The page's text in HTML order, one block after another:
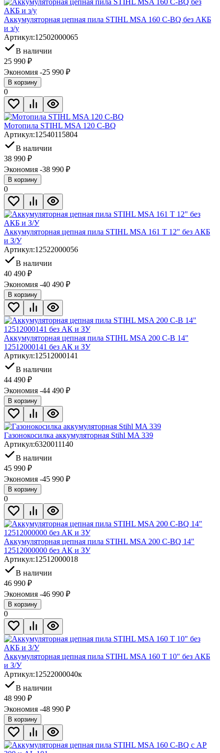
Аккумуляторная цепная пила STIHL MSA 160 C-BQ без АКБ
и з/у
Артикул:12502000065
В наличии
25 990 ₽
Экономия -25 990 ₽
В корзину
0
Мотопила STIHL MSA 120 C-BQ
Артикул:12540115804
В наличии
38 990 ₽
Экономия -38 990 ₽
В корзину
0
Аккумуляторная цепная пила STIHL MSA 161 T 12" без АКБ
и З/У
Артикул:12522000056
В наличии
40 490 ₽
Экономия -40 490 ₽
В корзину
Аккумуляторная цепная пила STIHL MSA 200 C-B 14"
12512000141 без АК и ЗУ
Артикул:12512000141
В наличии
44 490 ₽
Экономия -44 490 ₽
В корзину
Газонокосилка аккумуляторная Stihl MA 339
Артикул:6320011140
В наличии
45 990 ₽
Экономия -45 990 ₽
В корзину
0
Аккумуляторная цепная пила STIHL MSA 200 C-BQ 14"
12512000000 без АК и ЗУ
Артикул:12512000018
В наличии
46 990 ₽
Экономия -46 990 ₽
В корзину
0
Аккумуляторная цепная пила STIHL MSA 160 T 10" без АКБ
и З/У
Артикул:12522000040к
В наличии
48 990 ₽
Экономия -48 990 ₽
В корзину